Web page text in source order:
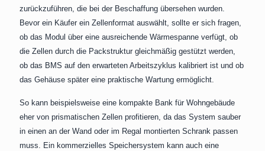
zurückzuführen, die bei der Beschaffung übersehen wurden.
Bevor ein Käufer ein Zellenformat auswählt, sollte er sich fragen,
ob das Modul über eine ausreichende Wärmespanne verfügt, ob
die Zellen durch die Packstruktur gleichmäßig gestützt werden,
ob das BMS auf den erwarteten Arbeitszyklus kalibriert ist und ob
das Gehäuse später eine praktische Wartung ermöglicht.
So kann beispielsweise eine kompakte Bank für Wohngebäude
eher von prismatischen Zellen profitieren, da das System sauber
in einen an der Wand oder im Regal montierten Schrank passen
muss. Ein kommerzielles Speichersystem kann auch eine